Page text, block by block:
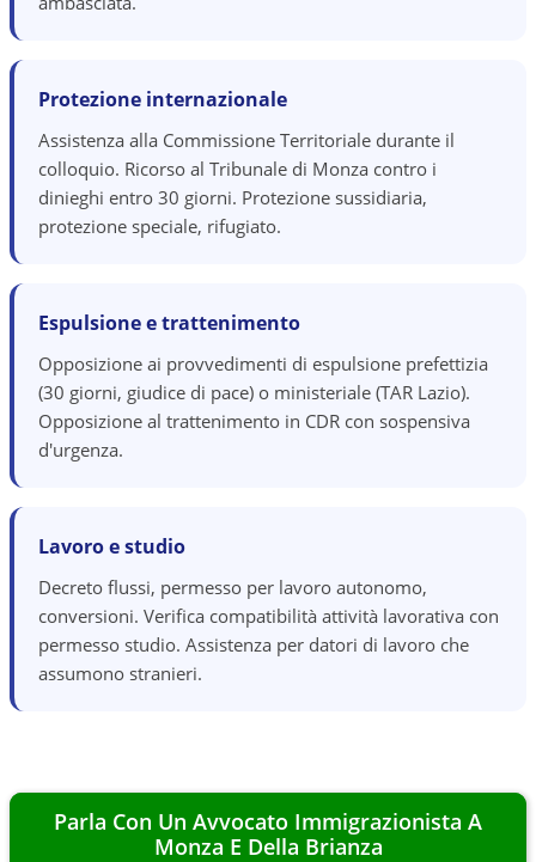
Protezione internazionale
Assistenza alla Commissione Territoriale durante il
colloquio. Ricorso al Tribunale di Monza contro i
dinieghi entro 30 giorni. Protezione sussidiaria,
protezione speciale, rifugiato.
Espulsione e trattenimento
Opposizione ai provvedimenti di espulsione prefettizia
(30 giorni, giudice di pace) o ministeriale (TAR Lazio).
Opposizione al trattenimento in CDR con sospensiva
d'urgenza.
Lavoro e studio
Decreto flussi, permesso per lavoro autonomo,
conversioni. Verifica compatibilità attività lavorativa con
permesso studio. Assistenza per datori di lavoro che
assumono stranieri.
Parla Con Un Avvocato Immigrazionista A
Monza E Della Brianza